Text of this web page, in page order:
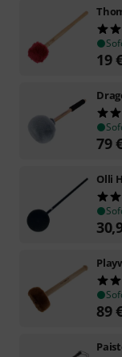
19
79
Olli
89